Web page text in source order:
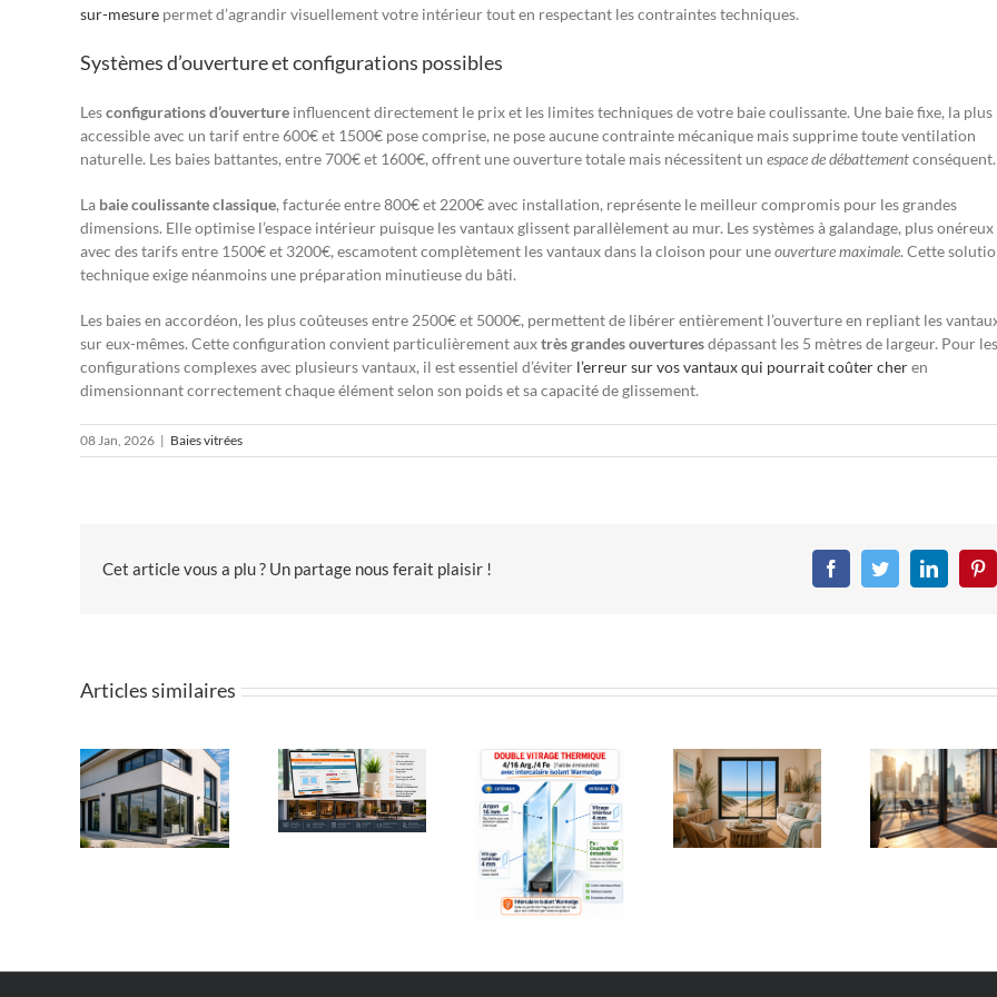
sur-mesure permet d’agrandir visuellement votre intérieur tout en respectant les contraintes techniques.
Systèmes d’ouverture et configurations possibles
Lesconfigurations d’ouverture influencent directement le prix et les limites techniques de votre baie coulissante. Une baie fixe, la plus
accessible avec un tarif entre 600€ et 1500€ pose comprise, ne pose aucune contrainte mécanique mais supprime toute ventilation
naturelle. Les baies battantes, entre 700€ et 1600€, offrent une ouverture totale mais nécessitent un espace de débattementconséquent.
La baie coulissante classique, facturée entre 800€ et 2200€ avec installation, représente le meilleur compromis pour les grandes
dimensions. Elle optimise l’espace intérieur puisque les vantaux glissent parallèlement au mur. Les systèmes à galandage, plus onéreux
avec des tarifs entre 1500€ et 3200€, escamotent complètement les vantaux dans la cloison pour uneouverture maximale. Cette
technique exige néanmoins une préparation minutieuse du bâti.
Les baies en accordéon, les plus coûteuses entre 2500€ et 5000€, permettent de libérer entièrement l’ouverture en repliant les
sur eux-mêmes. Cette configuration convient particulièrement auxtrès grandes ouverturesdépassant les 5 mètres de largeur. Pour les
configurations complexes avec plusieurs vantaux, il est essentiel d’éviter l’erreur sur vos vantaux qui pourrait coûter cheren
dimensionnant correctement chaque élément selon son poids et sa capacité de glissement.
08 Jan, 2026 | Baies vitrées
Cet article vous a plu ? Un partage nous ferait plaisir ! FacebookTwitterLinkedIn
Articles similaires